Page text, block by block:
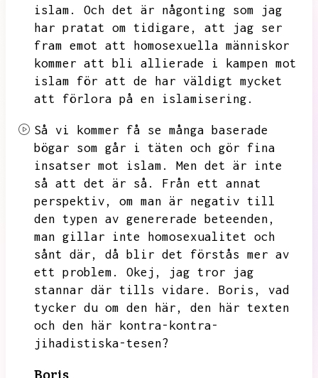
islam.
Och det är någonting som jag
har pratat om tidigare,
att jag ser
fram emot att homosexuella människor
kommer att bli allierade i kampen mot
islam för att de har väldigt mycket
att förlora på en islamisering.
Så vi kommer få se många baserade
bögar som går i täten och gör fina
insatser mot islam.
Men det är inte
så att det är så.
Från ett annat
perspektiv,
om man är negativ till
den typen av genererade beteenden,
man gillar inte homosexualitet och
sånt där,
då blir det förstås mer av
ett problem.
Okej,
jag tror jag
stannar där tills vidare.
Boris,
vad
tycker du om den här,
den här texten
och den här kontra-kontra-
jihadistiska-tesen?